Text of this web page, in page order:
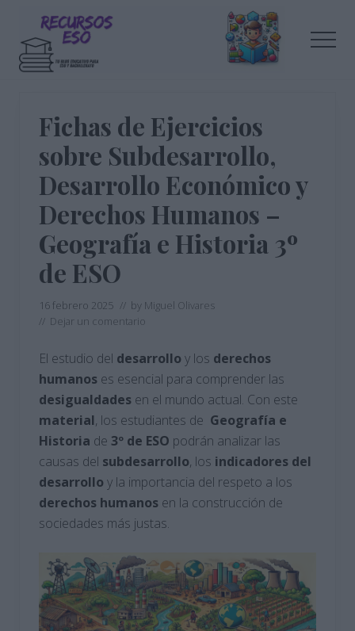
contenido
principal
barra
educación
Fichas de Ejercicios
sobre Subdesarrollo,
Desarrollo Económico y
Derechos Humanos –
Geografía e Historia 3º
de ESO
16 febrero 2025 // by Miguel Olivares
// Dejar un comentario
El estudio del desarrollo y los derechos
humanos es esencial para comprender las
desigualdades en el mundo actual. Con este
material, los estudiantes de Geografía e
Historia de 3º de ESO podrán analizar las
causas del subdesarrollo, los indicadores del
desarrollo y la importancia del respeto a los
derechos humanos en la construcción de
sociedades más justas.